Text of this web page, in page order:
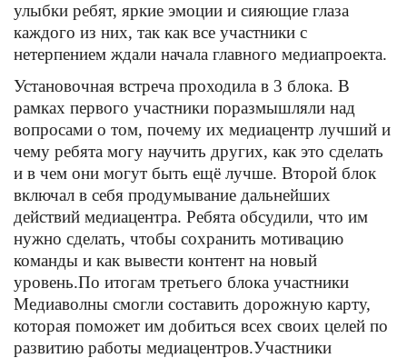
улыбки ребят, яркие эмоции и сияющие глаза
каждого из них, так как все участники с
нетерпением ждали начала главного медиапроекта.
Установочная встреча проходила в 3 блока. В
рамках первого участники поразмышляли над
вопросами о том, почему их медиацентр лучший и
чему ребята могу научить других, как это сделать
и в чем они могут быть ещё лучше. Второй блок
включал в себя продумывание дальнейших
действий медиацентра. Ребята обсудили, что им
нужно сделать, чтобы сохранить мотивацию
команды и как вывести контент на новый
уровень.По итогам третьего блока участники
Медиаволны смогли составить дорожную карту,
которая поможет им добиться всех своих целей по
развитию работы медиацентров.Участники